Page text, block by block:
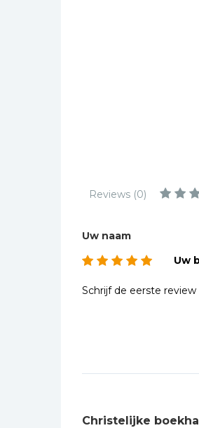
gidsen
Wenskaarten
Reviews (0)
Uw naam
Uw
Schrijf de eerste review
Christelijke